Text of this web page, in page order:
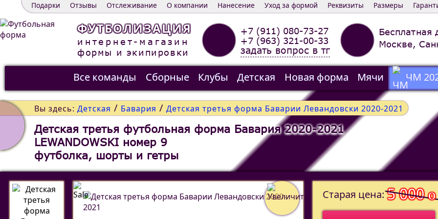
Размеры
Реквизиты
Уход за формой
Нанесение
О компании
Отслеживание
Отзывы
Подарки
ФУТБОЛИЗАЦИЯ
интернет-магазин
формы и экипировки
+7 (911) 080-73-27
+7 (963) 321-00-33
задать вопрос в тг
Бесплатная
Москве,
Все команды Сборные Клубы Детская Новая форма Мячи
ЧМ
Распродажа
Контакты
Вы здесь: Детская / Бавария / Детская третья форма Баварии Левандовски 2020-2021
Детская третья футбольная форма Бавария 2020-2021
LEWANDOWSKI номер 9
футболка, шорты и гетры
Старая цена: 5 000o